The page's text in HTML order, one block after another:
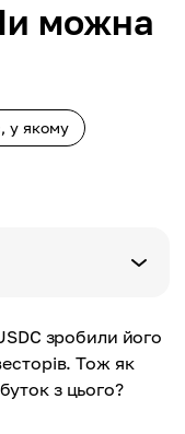
можна
у якому
зробили його
Тож як
з цього?